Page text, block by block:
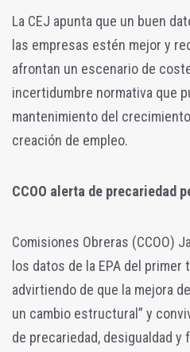
La CEJ apunta que un buen
las empresas estén mejor y
afrontan un escenario de
incertidumbre normativa que
mantenimiento del
creación de empleo.
CCOO alerta de precariedad
Comisiones Obreras (CCOO)
los datos de la EPA del
advirtiendo de que la mejora
un cambio estructural” y
de precariedad, desigualdad y